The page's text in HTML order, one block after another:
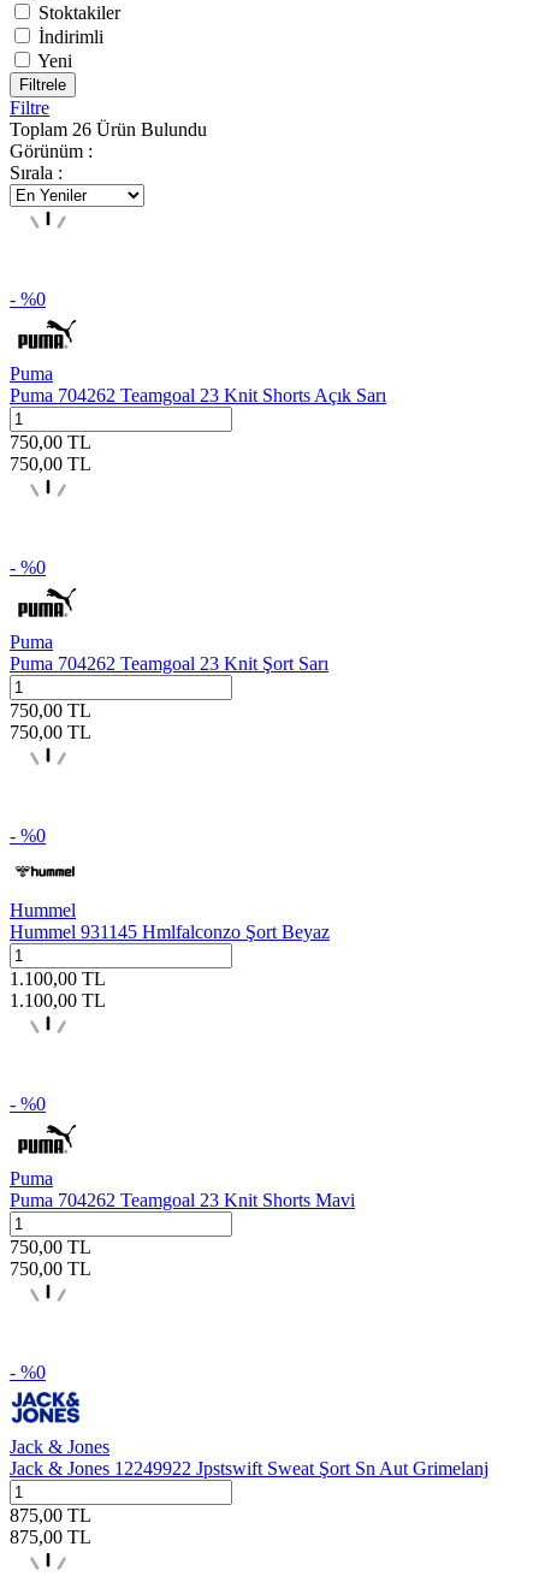
Stoktakiler
İndirimli
Yeni
Filtrele
Filtre
Toplam 26 Ürün Bulundu
Görünüm :
Sırala :
- %0
Puma
Puma 704262 Teamgoal 23 Knit Shorts Açık Sarı
750,00 TL
750,00 TL
- %0
Puma
Puma 704262 Teamgoal 23 Knit Şort Sarı
750,00 TL
750,00 TL
- %0
Hummel
Hummel 931145 Hmlfalconzo Şort Beyaz
1.100,00 TL
1.100,00 TL
- %0
Puma
Puma 704262 Teamgoal 23 Knit Shorts Mavi
750,00 TL
750,00 TL
- %0
Jack & Jones
Jack & Jones 12249922 Jpstswift Sweat Şort Sn Aut Grimelanj
875,00 TL
875,00 TL